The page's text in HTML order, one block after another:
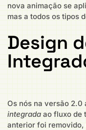
nova animação se
mas a todos os tipos
Design
Os nós na versão 2.0
integrada ao fluxo de
anterior foi removido,